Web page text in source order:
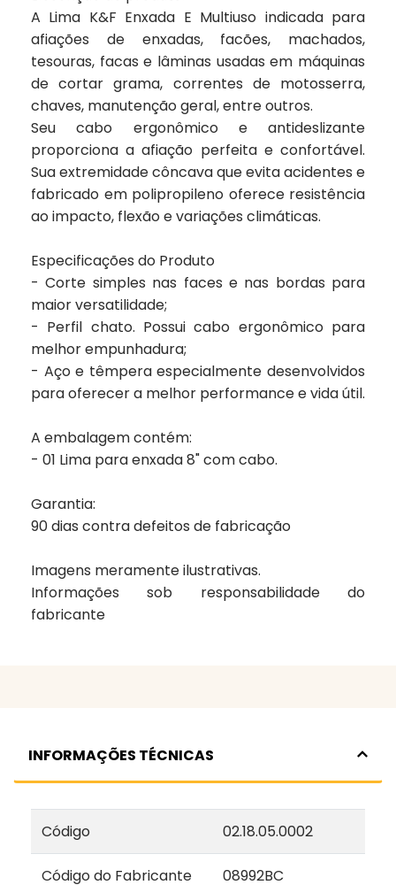
A Lima K&F Enxada E Multiuso indicada para
afiações de enxadas, facões, machados,
tesouras, facas e lâminas usadas em máquinas
de cortar grama, correntes de motosserra,
chaves, manutenção geral, entre outros.
Seu cabo ergonômico e antideslizante
proporciona a afiação perfeita e confortável.
Sua extremidade côncava que evita acidentes e
fabricado em polipropileno oferece resistência
ao impacto, flexão e variações climáticas.
Especificações do Produto
- Corte simples nas faces e nas bordas para
maior versatilidade;
- Perfil chato. Possui cabo ergonômico para
melhor empunhadura;
- Aço e têmpera especialmente desenvolvidos
para oferecer a melhor performance e vida útil.
A embalagem contém:
- 01 Lima para enxada 8" com cabo.
Garantia:
90 dias contra defeitos de fabricação
Imagens meramente ilustrativas.
Informações sob responsabilidade do
fabricante
INFORMAÇÕES TÉCNICAS
Código 02.18.05.0002
Código do Fabricante 08992BC